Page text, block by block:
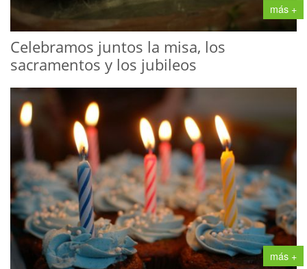
más +
Celebramos juntos la misa, los
sacramentos y los jubileos
más +